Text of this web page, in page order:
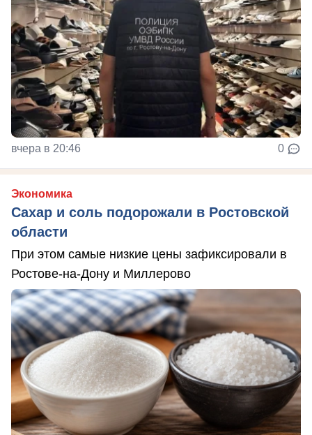
вчера в 20:46 0
Экономика
Сахар и соль подорожали в Ростовской
области
При этом самые низкие цены зафиксировали в
Ростове-на-Дону и Миллерово